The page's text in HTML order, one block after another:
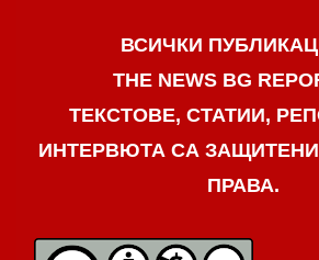
ВСИЧКИ
THE NEWS BG
ТЕКСТОВЕ, СТАТИИ,
ИНТЕРВЮТА СА
ПРАВА.